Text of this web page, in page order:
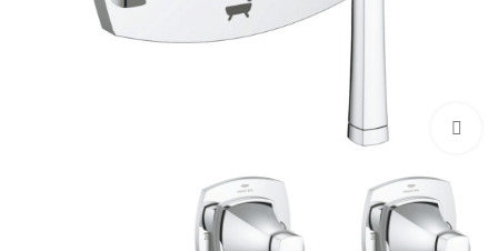
برای بزرگنمایی کلیک کنید